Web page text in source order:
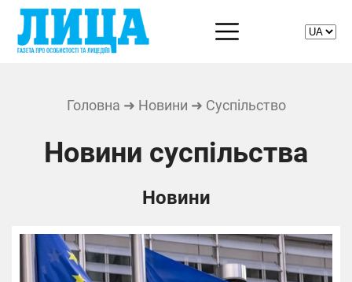
Головна ➜ Новини ➜ Суспільство
Новини суспільства
Новини